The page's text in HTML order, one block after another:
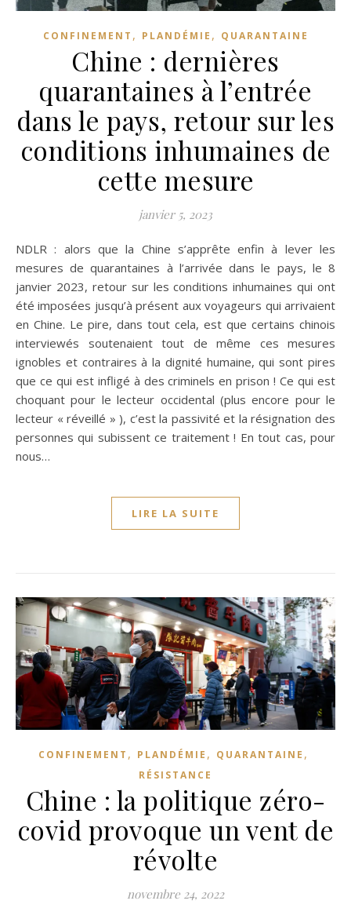
CONFINEMENT , PLANDÉMIE , QUARANTAINE
Chine : dernières
quarantaines à l’entrée
dans le pays, retour sur les
conditions inhumaines de
cette mesure
janvier 5, 2023
NDLR : alors que la Chine s’apprête enfin à lever les
mesures de quarantaines à l’arrivée dans le pays, le 8
janvier 2023, retour sur les conditions inhumaines qui ont
été imposées jusqu’à présent aux voyageurs qui arrivaient
en Chine. Le pire, dans tout cela, est que certains chinois
interviewés soutenaient tout de même ces mesures
ignobles et contraires à la dignité humaine, qui sont pires
que ce qui est infligé à des criminels en prison ! Ce qui est
choquant pour le lecteur occidental (plus encore pour le
lecteur « réveillé » ), c’est la passivité et la résignation des
personnes qui subissent ce traitement ! En tout cas, pour
nous…
LIRE LA SUITE
CONFINEMENT , PLANDÉMIE , QUARANTAINE ,
RÉSISTANCE
Chine : la politique zéro-
covid provoque un vent de
révolte
novembre 24, 2022